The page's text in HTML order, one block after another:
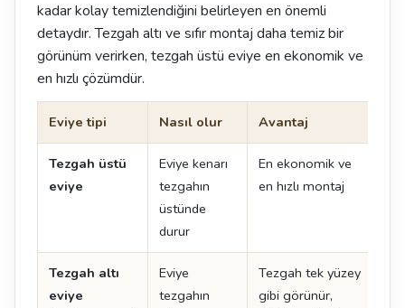
kadar kolay temizlendiğini belirleyen en önemli
detaydır. Tezgah altı ve sıfır montaj daha temiz bir
görünüm verirken, tezgah üstü eviye en ekonomik ve
en hızlı çözümdür.
Eviye tipi Nasıl olur Avantaj
Tezgah üstü
eviye
Eviye kenarı
tezgahın
üstünde
durur
En ekonomik ve
en hızlı montaj
Tezgah altı
eviye
Eviye
tezgahın
Tezgah tek yüzey
gibi görünür,